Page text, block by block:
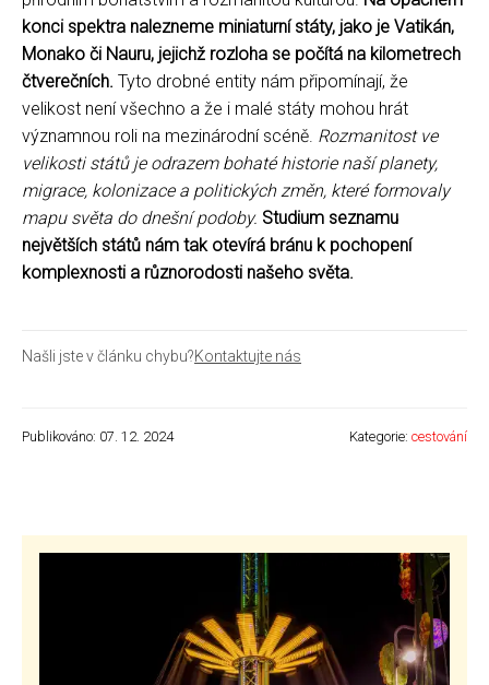
konci spektra nalezneme miniaturní státy, jako je Vatikán,
Monako či Nauru, jejichž rozloha se počítá na kilometrech
čtverečních. Tyto drobné entity nám připomínají, že
velikost není všechno a že i malé státy mohou hrát
významnou roli na mezinárodní scéně. Rozmanitost ve
velikosti států je odrazem bohaté historie naší planety,
migrace, kolonizace a politických změn, které formovaly
mapu světa do dnešní podoby. Studium seznamu
největších států nám tak otevírá bránu k pochopení
komplexnosti a různorodosti našeho světa.
Našli jste v článku chybu?Kontaktujte nás
Publikováno: 07. 12. 2024 Kategorie: cestování